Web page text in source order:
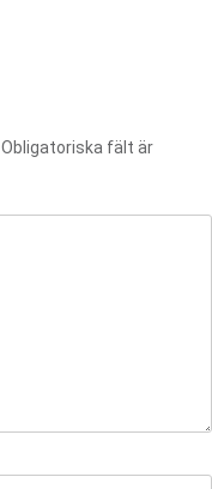
Obligatoriska fält är